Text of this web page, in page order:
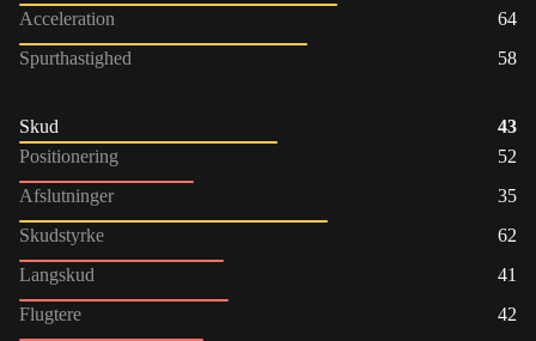
Acceleration
64
Spurthastighed
58
Skud
43
Positionering
52
Afslutninger
35
Skudstyrke
62
Langskud
41
Flugtere
42